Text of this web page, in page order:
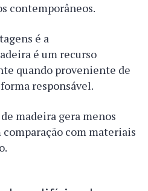
contemporâneos.
é a
é um recurso
quando proveniente de
responsável.
madeira gera menos
comparação com materiais